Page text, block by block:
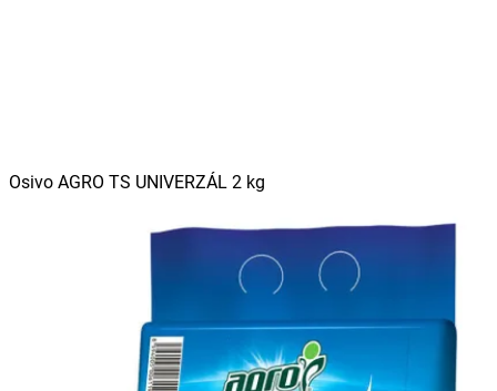
Osivo AGRO TS UNIVERZÁL 2 kg